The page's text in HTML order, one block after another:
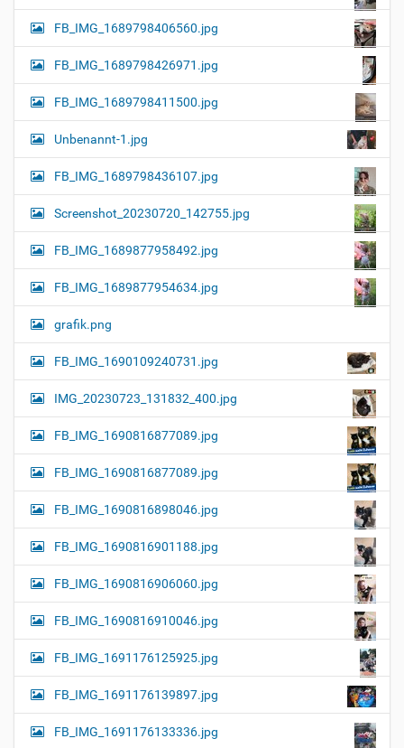
FB_IMG_1689798406560.jpg
FB_IMG_1689798426971.jpg
FB_IMG_1689798411500.jpg
Unbenannt-1.jpg
FB_IMG_1689798436107.jpg
Screenshot_20230720_142755.jpg
FB_IMG_1689877958492.jpg
FB_IMG_1689877954634.jpg
grafik.png
FB_IMG_1690109240731.jpg
IMG_20230723_131832_400.jpg
FB_IMG_1690816877089.jpg
FB_IMG_1690816877089.jpg
FB_IMG_1690816898046.jpg
FB_IMG_1690816901188.jpg
FB_IMG_1690816906060.jpg
FB_IMG_1690816910046.jpg
FB_IMG_1691176125925.jpg
FB_IMG_1691176139897.jpg
FB_IMG_1691176133336.jpg